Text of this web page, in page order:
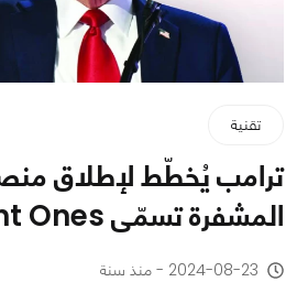
تقنية
ترامب يُخطّط لإطلاق
المشفرة تسمّى The DeFiant Ones
2024-08-23 - منذ سنة